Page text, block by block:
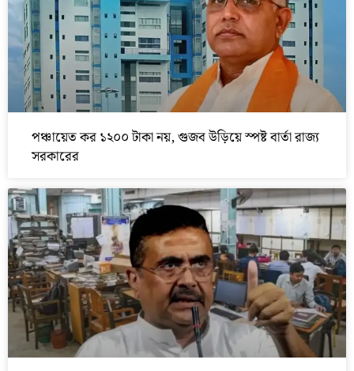
পঞ্চায়েত কর ১২০০ টাকা নয়, গুজব উড়িয়ে স্পষ্ট বার্তা রাজ্য
সরকারের